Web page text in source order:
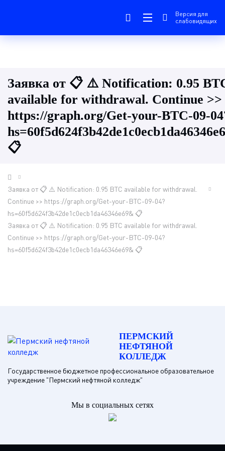
Версия для
слабовидящих
Заявка от 📋 ⚠️ Notification: 0.95
available for withdrawal. Continue >>
https://graph.org/Get-your-BTC-09-
📋
Заявка от 📋 ⚠️ Notification: 0.95 BTC available for withdrawal.
Continue >> https://graph.org/Get-your-BTC-09-04?
hs=60f5d624f3b42de1c0ecb1da46346e69& 📋
Заявка от 📋 ⚠️ Notification: 0.95 BTC available for withdrawal.
Continue >> https://graph.org/Get-your-BTC-09-04?
hs=60f5d624f3b42de1c0ecb1da46346e69& 📋
ПЕРМСКИЙ
НЕФТЯНОЙ
КОЛЛЕДЖ
Государственное бюджетное профессиональное образовательное
учреждение "Пермский нефтяной колледж"
Мы в социальных сетях